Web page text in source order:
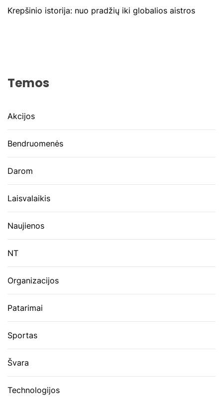
Krepšinio istorija: nuo pradžių iki globalios aistros
Temos
Akcijos
Bendruomenės
Darom
Laisvalaikis
Naujienos
NT
Organizacijos
Patarimai
Sportas
Švara
Technologijos